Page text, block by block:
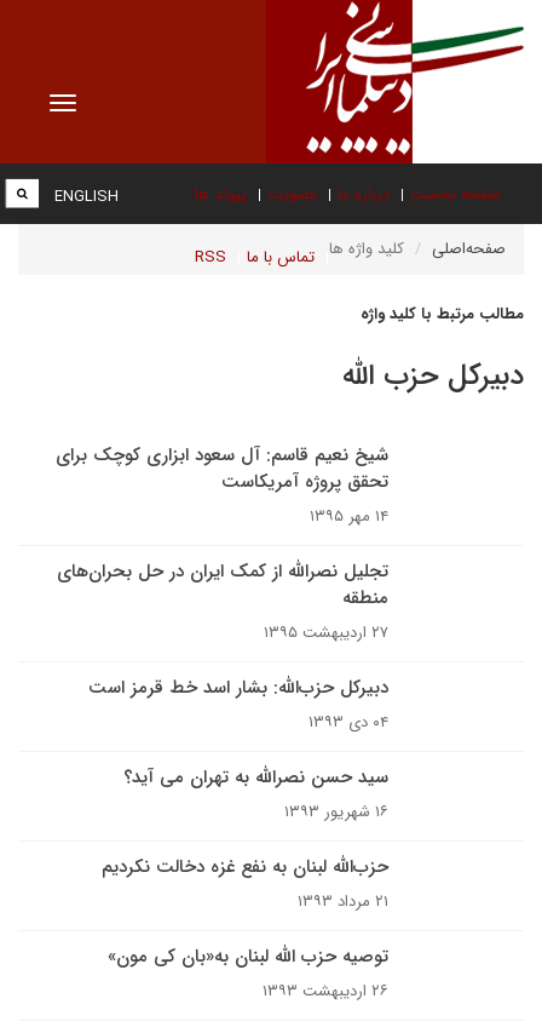
Toggle
صفحه نخست درباره ما عضویت پیوند ها
تماس با ما RSS
ENGLISH
صفحه‌اصلی کلید واژه ها
مطالب مرتبط با کلید واژه
دبیرکل حزب الله
شیخ نعیم قاسم: آل سعود ابزاری کوچک برای
تحقق پروژه آمریکاست
۱۴ مهر ۱۳۹۵
تجلیل نصرالله از کمک ایران در حل بحران‌های
منطقه
۲۷ اردیبهشت ۱۳۹۵
دبیرکل حزب‌الله: بشار اسد خط قرمز است
۰۴ دی ۱۳۹۳
سید حسن نصرالله به تهران می آید؟
۱۶ شهریور ۱۳۹۳
حزب‌الله لبنان به نفع غزه دخالت نکردیم
۲۱ مرداد ۱۳۹۳
توصیه حزب الله لبنان به«بان کی مون»
۲۶ اردیبهشت ۱۳۹۳